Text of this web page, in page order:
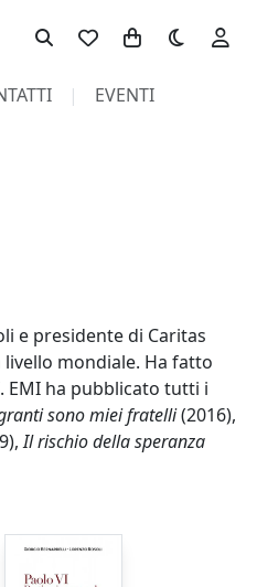
Toggle theme
EVENTI
e presidente di Caritas
mondiale. Ha fatto
EMI ha pubblicato tutti i
sono miei fratelli(2016),
Il rischio della speranza